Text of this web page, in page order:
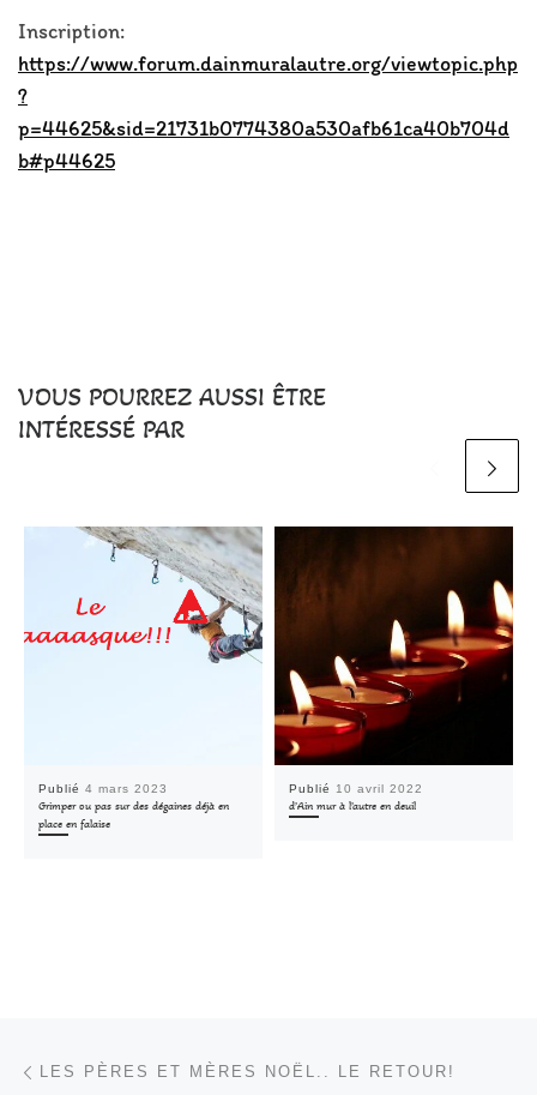
Inscription:
https://www.forum.dainmuralautre.org/viewtopic.php
?
p=44625&sid=21731b0774380a530afb61ca40b704d
b#p44625
VOUS POURREZ AUSSI ÊTRE
INTÉRESSÉ PAR
Publié 4 mars 2023
Grimper ou pas sur des dégaines déjà en
place en falaise
Publié 10 avril 2022
d’Ain mur à l’autre en deuil
Parcourir les articles
LES PÈRES ET MÈRES NOËL.. LE RETOUR!